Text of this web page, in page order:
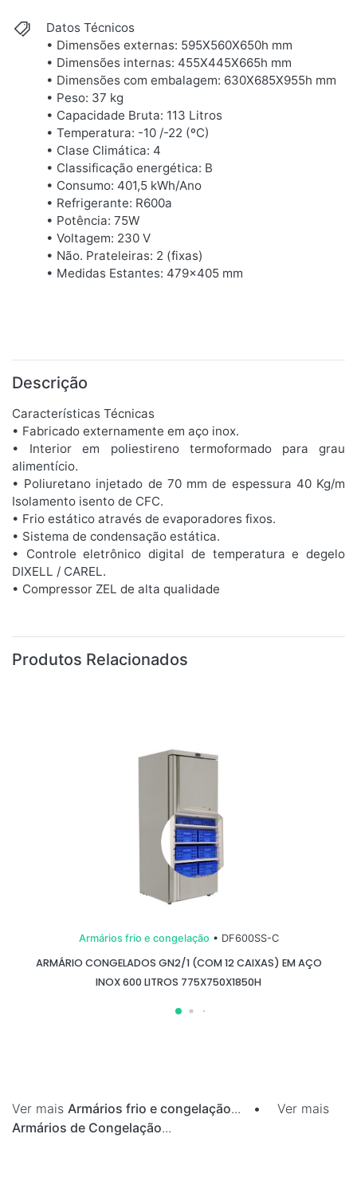
Datos Técnicos
• Dimensões externas: 595X560X650h mm
• Dimensões internas: 455X445X665h mm
• Dimensões com embalagem: 630X685X955h mm
• Peso: 37 kg
• Capacidade Bruta: 113 Litros
• Temperatura: -10 /-22 (ºC)
• Clase Climática: 4
• Classificação energética: B
• Consumo: 401,5 kWh/Ano
• Refrigerante: R600a
• Potência: 75W
• Voltagem: 230 V
• Não. Prateleiras: 2 (fixas)
• Medidas Estantes: 479x405 mm
Descrição
Características Técnicas
• Fabricado externamente em aço inox.
• Interior em poliestireno termoformado para grau
alimentício.
• Poliuretano injetado de 70 mm de espessura 40 Kg/m
Isolamento isento de CFC.
• Frio estático através de evaporadores fixos.
• Sistema de condensação estática.
• Controle eletrônico digital de temperatura e degelo
DIXELL / CAREL.
• Compressor ZEL de alta qualidade
Produtos Relacionados
Armários frio e congelação • DF600SS-C
ARMÁRIO CONGELADOS GN2/1 (COM 12 CAIXAS) EM AÇO
INOX 600 LITROS 775X750X1850H
Ver mais Armários frio e congelação... • Ver mais
Armários de Congelação...